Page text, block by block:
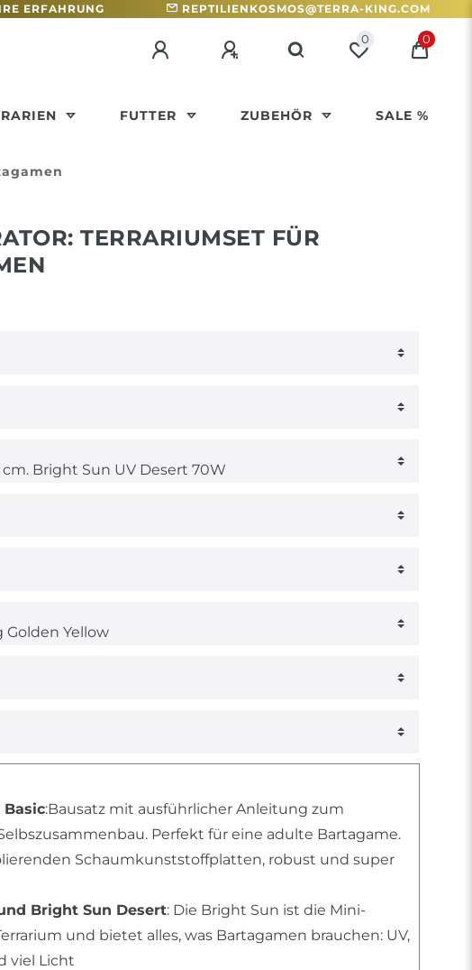
ERFAHRUNG REPTILIENKOSMOS@TERRA-KING.COM
0 0
FUTTER ZUBEHÖR SALE %
TERRARIUMSET FÜR
:Bausatz mit ausführlicher Anleitung zum
Perfekt für eine adulte Bartagame.
Schaumkunststoffplatten, robust und super
Bright Sun Desert: Die Bright Sun ist die Mini-
und bietet alles, was Bartagamen brauchen: UV,
viel Licht